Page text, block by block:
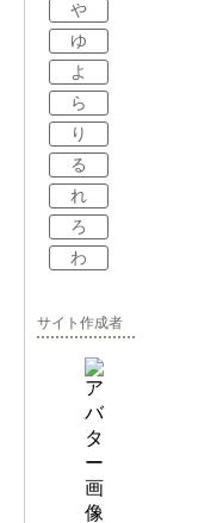
や
ゆ
よ
ら
り
る
れ
ろ
わ
サイト作成者